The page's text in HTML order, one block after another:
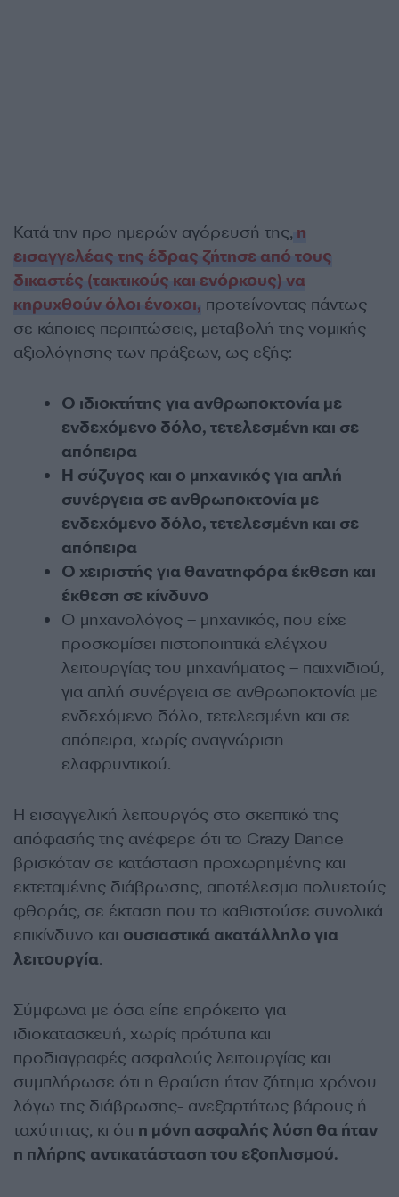
Κατά την προ ημερών αγόρευσή της, η
εισαγγελέας της έδρας ζήτησε από τους
δικαστές (τακτικούς και ενόρκους) να
κηρυχθούν όλοι ένοχοι, προτείνοντας πάντως
σε κάποιες περιπτώσεις, μεταβολή της νομικής
αξιολόγησης των πράξεων, ως εξής:
Ο ιδιοκτήτης για ανθρωποκτονία με
ενδεχόμενο δόλο, τετελεσμένη και σε
απόπειρα
Η σύζυγος και ο μηχανικός για απλή
συνέργεια σε ανθρωποκτονία με
ενδεχόμενο δόλο, τετελεσμένη και σε
απόπειρα
Ο χειριστής για θανατηφόρα έκθεση και
έκθεση σε κίνδυνο
Ο μηχανολόγος – μηχανικός, που είχε
προσκομίσει πιστοποιητικά ελέγχου
λειτουργίας του μηχανήματος – παιχνιδιού,
για απλή συνέργεια σε ανθρωποκτονία με
ενδεχόμενο δόλο, τετελεσμένη και σε
απόπειρα, χωρίς αναγνώριση
ελαφρυντικού.
Η εισαγγελική λειτουργός στο σκεπτικό της
απόφασής της ανέφερε ότι το Crazy Dance
βρισκόταν σε κατάσταση προχωρημένης και
εκτεταμένης διάβρωσης, αποτέλεσμα πολυετούς
φθοράς, σε έκταση που το καθιστούσε συνολικά
επικίνδυνο και ουσιαστικά ακατάλληλο για
λειτουργία.
Σύμφωνα με όσα είπε επρόκειτο για
ιδιοκατασκευή, χωρίς πρότυπα και
προδιαγραφές ασφαλούς λειτουργίας και
συμπλήρωσε ότι η θραύση ήταν ζήτημα χρόνου
λόγω της διάβρωσης- ανεξαρτήτως βάρους ή
ταχύτητας, κι ότι η μόνη ασφαλής λύση θα ήταν
η πλήρης αντικατάσταση του εξοπλισμού.